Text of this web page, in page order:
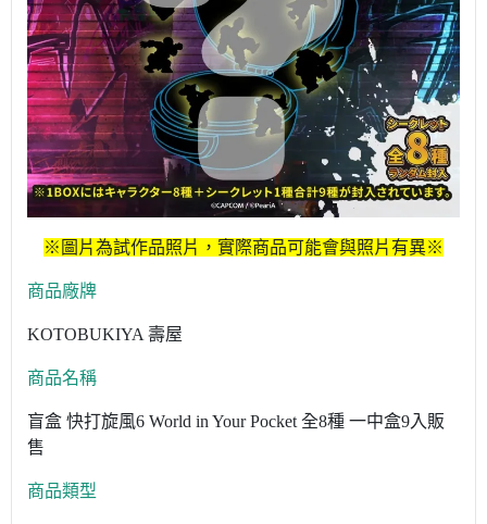
※圖片為試作品照片，實際商品可能會與照片有異※
商品廠牌
KOTOBUKIYA 壽屋
商品名稱
盲盒 快打旋風6 World in Your Pocket 全8種 一中盒9入販
售
商品類型